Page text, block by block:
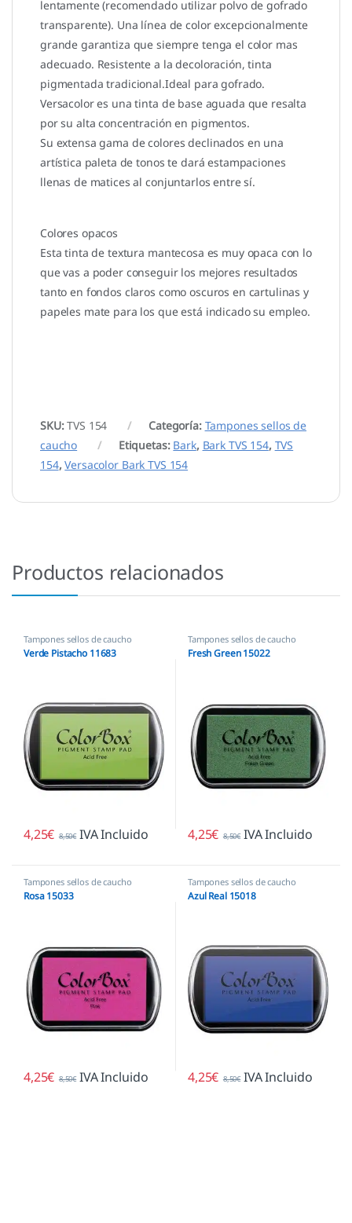
lentamente (recomendado utilizar polvo de gofrado
transparente). Una línea de color excepcionalmente
grande garantiza que siempre tenga el color mas
adecuado. Resistente a la decoloración, tinta
pigmentada tradicional.Ideal para gofrado.
Versacolor es una tinta de base aguada que resalta
por su alta concentración en pigmentos.
Su extensa gama de colores declinados en una
artística paleta de tonos te dará estampaciones
llenas de matices al conjuntarlos entre sí.
Colores opacos
Esta tinta de textura mantecosa es muy opaca con lo
que vas a poder conseguir los mejores resultados
tanto en fondos claros como oscuros en cartulinas y
papeles mate para los que está indicado su empleo.
SKU:TVS 154 Categoría: Tampones sellos de
caucho
Etiquetas: Bark, Bark TVS 154, TVS
154,Versacolor Bark TVS 154
Productos relacionados
Tampones sellos de caucho
Verde Pistacho 11683
4,25€ 8,50€ IVA Incluido
Tampones sellos de caucho
Fresh Green 15022
4,25€ 8,50€ IVA Incluido
Tampones sellos de caucho
Rosa 15033
4,25€ 8,50€ IVA Incluido
Tampones sellos de caucho
Azul Real 15018
4,25€ 8,50€ IVA Incluido